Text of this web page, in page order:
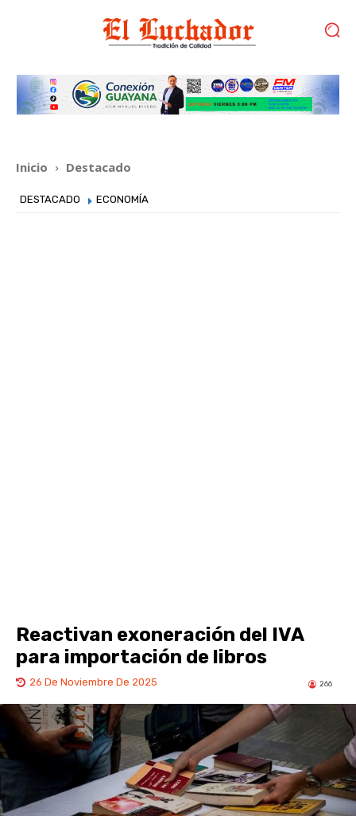
Inicio Destacado
DESTACADO ECONOMÍA
Reactivan exoneración del IVA
para importación de libros
26 De Noviembre De 2025 266